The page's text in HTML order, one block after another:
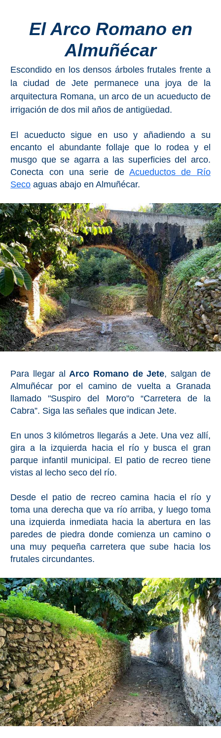
COSTA
Nerja
Maro
Estepona
PROVINCES
➜
Granada
Malaga
LAS
ALPUJARRAS
➜
Lanjarón
Órgiva
Bubión
Capileira
Pitres
Trevélez
PUEBLOS
➜
Grazalema
Zahara de la
Zahara
Setenil de
las Bodegas
Olvera
OTRAS
ZONAS
El Arco Romano en
Almuñécar
Escondido en los densos árboles frutales frente a
la ciudad de Jete permanece una joya de la
arquitectura Romana, un arco de un acueducto de
irrigación de dos mil años de antigüedad.
El acueducto sigue en uso y añadiendo a su
encanto el abundante follaje que lo rodea y el
musgo que se agarra a las superficies del arco.
Conecta con una serie deAcueductos de Río
Seco aguas abajo en Almuñécar.
Para llegar alArco Romano de Jete, salgan de
Almuñécar por el camino de vuelta a Granada
llamado "Suspiro del Moro"o “Carretera de la
Cabra”. Siga las señales que indican Jete.
En unos 3 kilómetros llegarás a Jete. Una vez allí,
gira a la izquierda hacia el río y busca el gran
parque infantil municipal. El patio de recreo tiene
vistas al lecho seco del río.
Desde el patio de recreo camina hacia el río y
toma una derecha que va río arriba, y luego toma
una izquierda inmediata hacia la abertura en las
paredes de piedra donde comienza un camino o
una muy pequeña carretera que sube hacia los
frutales circundantes.